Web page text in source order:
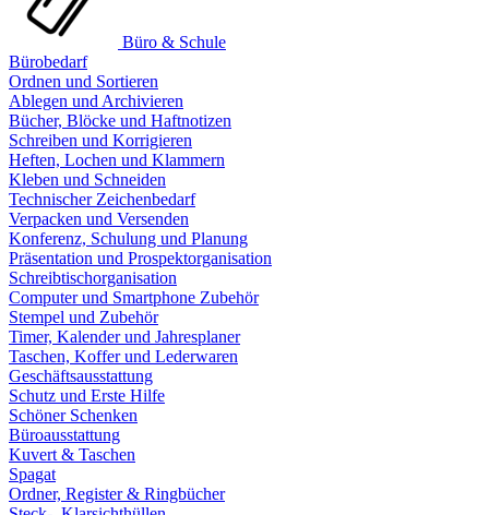
Büro & Schule
Bürobedarf
Ordnen und Sortieren
Ablegen und Archivieren
Bücher, Blöcke und Haftnotizen
Schreiben und Korrigieren
Heften, Lochen und Klammern
Kleben und Schneiden
Technischer Zeichenbedarf
Verpacken und Versenden
Konferenz, Schulung und Planung
Präsentation und Prospektorganisation
Schreibtischorganisation
Computer und Smartphone Zubehör
Stempel und Zubehör
Timer, Kalender und Jahresplaner
Taschen, Koffer und Lederwaren
Geschäftsausstattung
Schutz und Erste Hilfe
Schöner Schenken
Büroausstattung
Kuvert & Taschen
Spagat
Ordner, Register & Ringbücher